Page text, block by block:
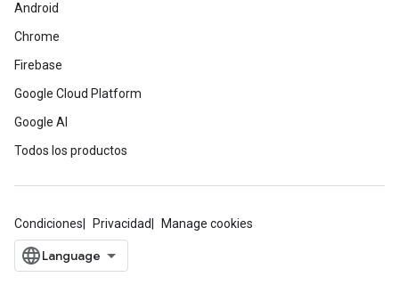
Android
Chrome
Firebase
Google Cloud Platform
Google AI
Todos los productos
Condiciones Privacidad Manage cookies